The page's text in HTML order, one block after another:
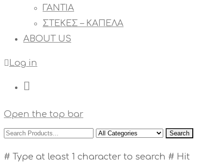
ΓΑΝΤΙΑ
ΣΤΕΚΕΣ – ΚΑΠΕΛΑ
ABOUT US
Log in
Open the top bar
Search
# Type at least 1 character to search # Hit